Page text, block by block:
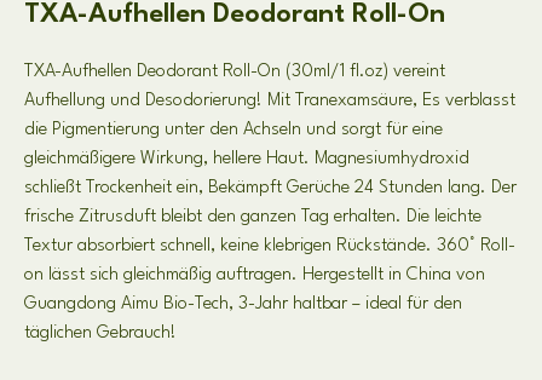
TXA-Aufhellen Deodorant Roll-On
TXA-Aufhellen Deodorant Roll-On (30ml/1 fl.oz) vereint
Aufhellung und Desodorierung! Mit Tranexamsäure, Es verblasst
die Pigmentierung unter den Achseln und sorgt für eine
gleichmäßigere Wirkung, hellere Haut. Magnesiumhydroxid
schließt Trockenheit ein, Bekämpft Gerüche 24 Stunden lang. Der
frische Zitrusduft bleibt den ganzen Tag erhalten. Die leichte
Textur absorbiert schnell, keine klebrigen Rückstände. 360° Roll-
on lässt sich gleichmäßig auftragen. Hergestellt in China von
Guangdong Aimu Bio-Tech, 3-Jahr haltbar – ideal für den
täglichen Gebrauch!